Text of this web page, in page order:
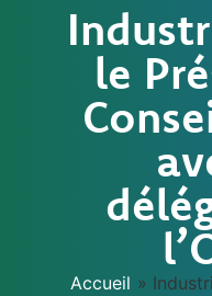
le
Accueil »